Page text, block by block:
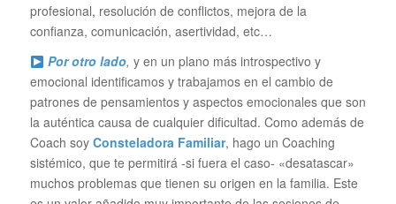
profesional, resolución de conflictos, mejora de la
confianza, comunicación, asertividad, etc…
Por otro lado, y en un plano más introspectivo y
emocional identificamos y trabajamos en el cambio de
patrones de pensamientos y aspectos emocionales que son
la auténtica causa de cualquier dificultad. Como además de
Coach soy Consteladora Familiar, hago un Coaching
sistémico, que te permitirá -si fuera el caso- «desatascar»
muchos problemas que tienen su origen en la familia. Este